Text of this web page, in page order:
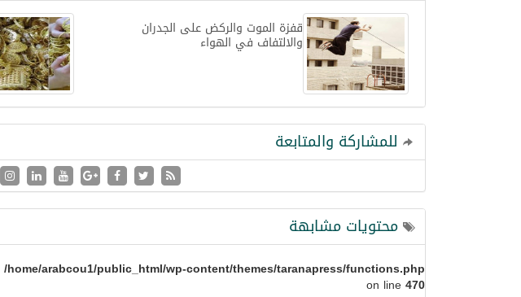
قفزة الموت والركض على الجدران
والالتفاف في الهواء
للمشاركة والمتابعة
محتويات مشابهة
/home/arabcou1/public_html/wp-content/themes/taranapress/functions.php
on line470